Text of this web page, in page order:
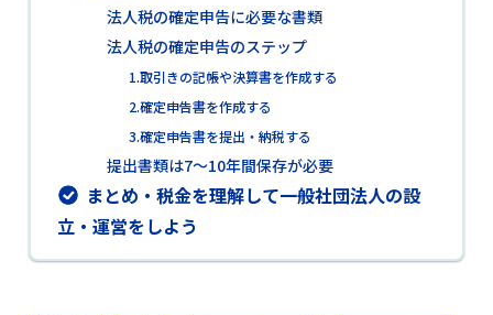
法人税の確定申告に必要な書類
法人税の確定申告のステップ
1.取引きの記帳や決算書を作成する
2.確定申告書を作成する
3.確定申告書を提出・納税する
提出書類は7～10年間保存が必要
まとめ・税金を理解して一般社団法人の設
立・運営をしよう